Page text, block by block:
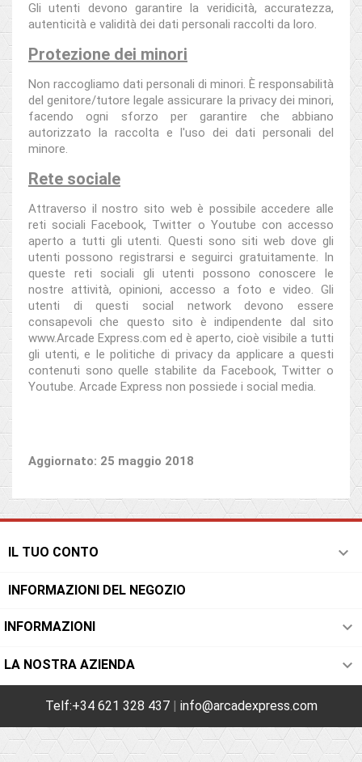
Gli utenti devono garantire la veridicità, accuratezza,
autenticità e validità dei dati personali raccolti da loro.
Protezione dei minori
Non raccogliamo dati personali di minori. È responsabilità
del genitore/tutore legale assicurare la privacy dei minori,
facendo ogni sforzo per garantire che abbiano
autorizzato la raccolta e l'uso dei dati personali del
minore.
Rete sociale
Attraverso il nostro sito web è possibile accedere alle
reti sociali Facebook, Twitter o Youtube con accesso
aperto a tutti gli utenti. Questi sono siti web dove gli
utenti possono registrarsi e seguirci gratuitamente. In
queste reti sociali gli utenti possono conoscere le
nostre attività, opinioni, accesso a foto e video. Gli
utenti di questi social network devono essere
consapevoli che questo sito è indipendente dal sito
www.Arcade Express.com ed è aperto, cioè visibile a tutti
gli utenti, e le politiche di privacy da applicare a questi
contenuti sono quelle stabilite da Facebook, Twitter o
Youtube. Arcade Express non possiede i social media.
Aggiornato: 25 maggio 2018
IL TUO CONTO 
INFORMAZIONI DEL NEGOZIO
INFORMAZIONI 
LA NOSTRA AZIENDA 
Telf:+34 621 328 437| info@arcadexpress.com